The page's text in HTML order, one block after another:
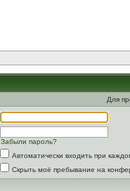
Для
Забыли пароль?
Автоматически входить при
Скрыть моё пребывание на